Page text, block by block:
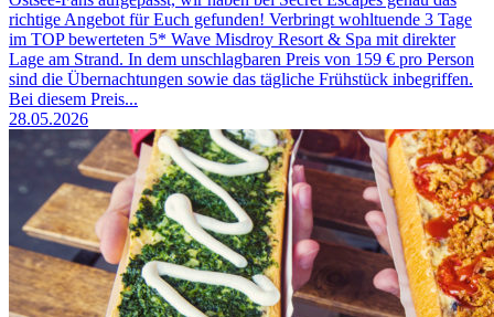
richtige Angebot für Euch gefunden! Verbringt wohltuende 3 Tage
im TOP bewerteten 5* Wave Misdroy Resort & Spa mit direkter
Lage am Strand. In dem unschlagbaren Preis von 159 € pro Person
sind die Übernachtungen sowie das tägliche Frühstück inbegriffen.
Bei diesem Preis...
28.05.2026